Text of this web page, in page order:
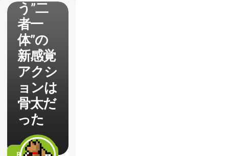
う”二
者一
体”の
新感覚
アクシ
ョンは
骨太だ
った
READ